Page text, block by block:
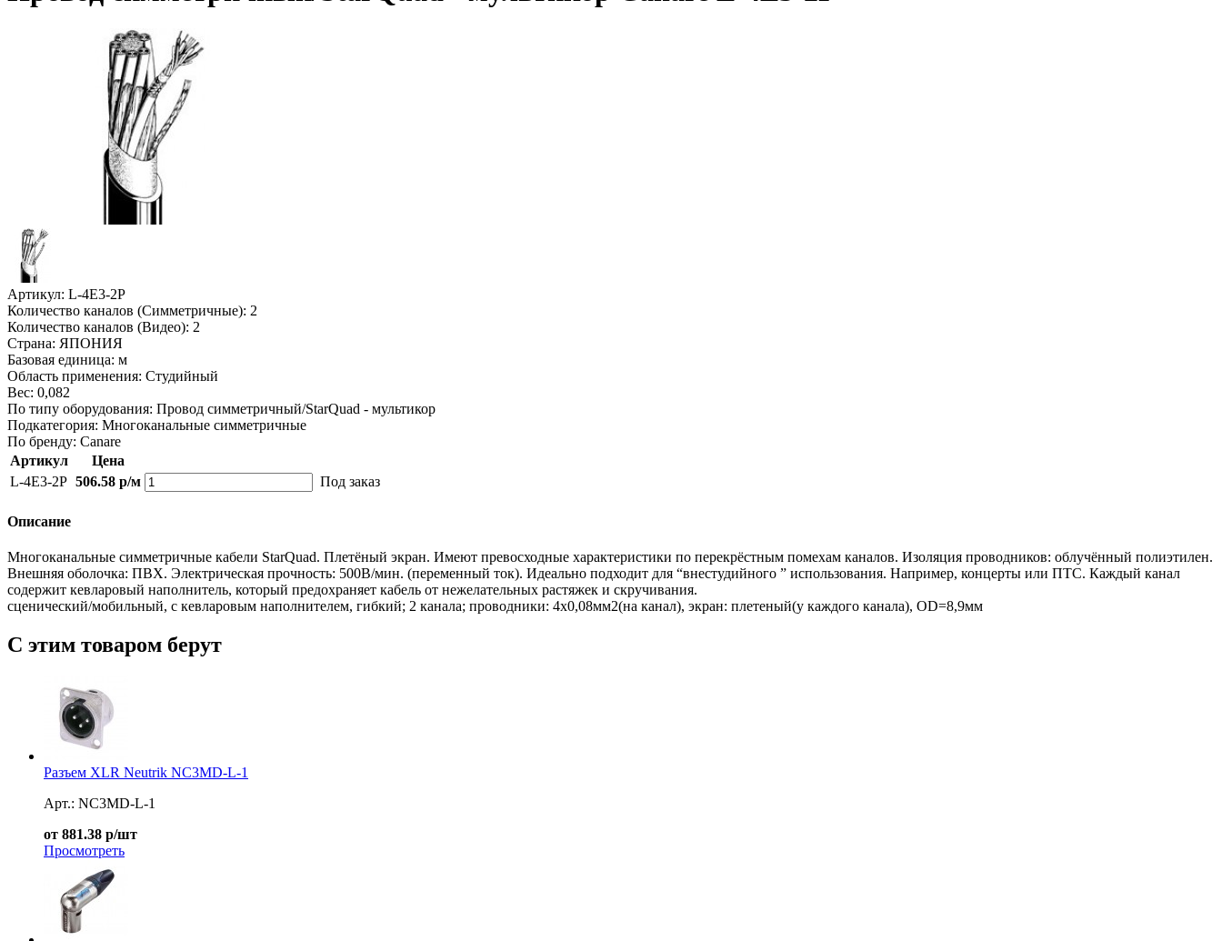
Артикул: L-4E3-2P
Количество каналов (Симметричные): 2
Количество каналов (Видео): 2
Страна: ЯПОНИЯ
Базовая единица: м
Область применения: Студийный
Вес: 0,082
По типу оборудования: Провод симметричный/StarQuad - мультикор
Подкатегория: Многоканальные симметричные
По бренду: Canare
Артикул
Цена
L-4E3-2P 506.58 р/м Под заказ
Описание
Многоканальные симметричные кабели StarQuad. Плетёный экран. Имеют превосходные характеристики по перекрёстным помехам каналов. Изоляция проводников: облучённый полиэтилен.
Внешняя оболочка: ПВХ. Электрическая прочность: 500В/мин. (переменный ток). Идеально подходит для “внестудийного ” использования. Например, концерты или ПТС. Каждый канал
содержит кевларовый наполнитель, который предохраняет кабель от нежелательных растяжек и скручивания.
сценический/мобильный, с кевларовым наполнителем, гибкий; 2 канала; проводники: 4х0,08мм2(на канал), экран: плетеный(у каждого канала), OD=8,9мм
С этим товаром берут
Разъем XLR Neutrik NC3MD-L-1
Арт.: NC3MD-L-1
от 881.38 р/шт
Просмотреть